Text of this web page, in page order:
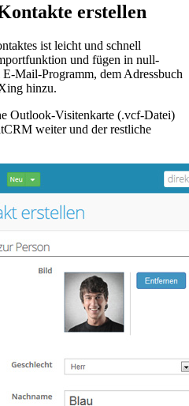
erstellen
ist leicht und schnell
und fügen in null-
Mail-Programm, dem Adressbuch
hinzu.
Outlook-Visitenkarte (.vcf-Datei)
weiter und der restliche